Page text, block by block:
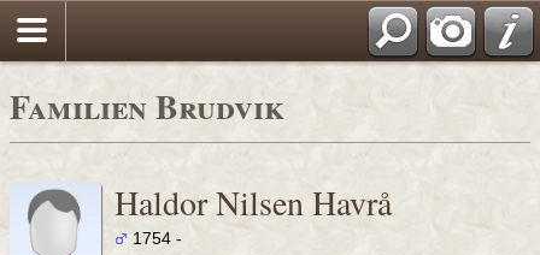
Familien Brudvik
Haldor Nilsen Havrå
1754 -